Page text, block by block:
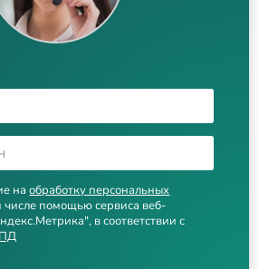
наобработку персональных
числе помощью сервиса веб-
в соответствии с